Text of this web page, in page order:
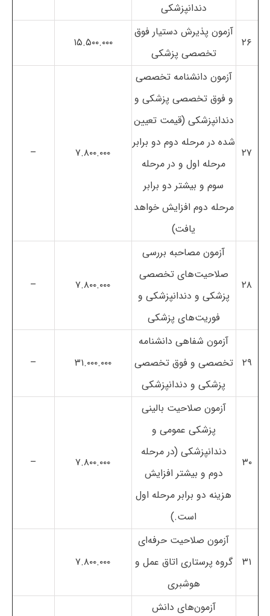
دندانپزشکی
۲۶
آزمون پذیرش دستیار فوق
تخصصی پزشکی
۱۵.۵۰۰.۰۰۰
۲۷
آزمون دانشنامه تخصصی
و فوق تخصصی پزشکی و
دندانپزشکی (قیمت تعیین
شده در مرحله دوم دو برابر
مرحله اول و در مرحله
سوم و بیشتر دو برابر
مرحله دوم افزایش خواهد
یافت)
۷.۸۰۰.۰۰۰ –
۲۸
آزمون مصاحبه بررسی
صلاحیت‌های تخصصی
پزشکی و دندانپزشکی و
فوریت‌های پزشکی
۷.۸۰۰.۰۰۰ –
۲۹
آزمون شفاهی دانشنامه
تخصصی و فوق تخصصی
پزشکی و دندانپزشکی
۳۱.۰۰۰.۰۰۰ –
۳۰
آزمون صلاحیت بالینی
پزشکی عمومی و
دندانپزشکی (در مرحله
دوم و بیشتر افزایش
هزینه دو برابر مرحله اول
است.)
۷.۸۰۰.۰۰۰ –
۳۱
آزمون صلاحیت حرفه‌ای
گروه پرستاری اتاق عمل و
هوشبری
۷.۸۰۰.۰۰۰
آزمون‌های دانش